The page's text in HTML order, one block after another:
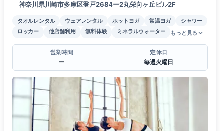
神奈川県川崎市多摩区登戸2684ー2丸栄向ヶ丘ビル2F
タオルレンタル ウェアレンタル ホットヨガ 常温ヨガ
シャワー
ロッカー
他店舗利用 無料体験 ミネラルウォーター もっと見る
営業時間
ー
定休日
毎週火曜日